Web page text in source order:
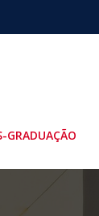
GRADUAÇÃO